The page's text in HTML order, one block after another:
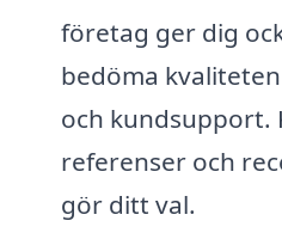
företag ger dig
bedöma
och kundsupport.
referenser och
gör ditt val.